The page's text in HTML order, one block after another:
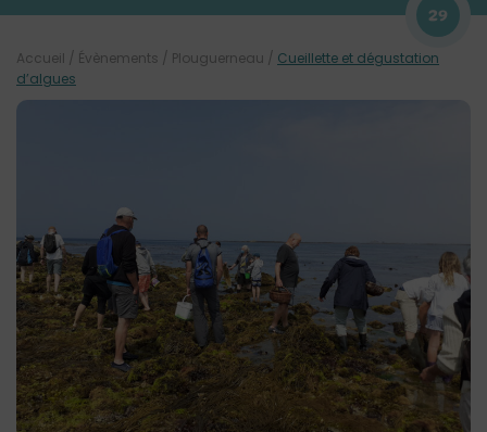
29
Accueil / Évènements / Plouguerneau / Cueillette et dégustation
d’algues